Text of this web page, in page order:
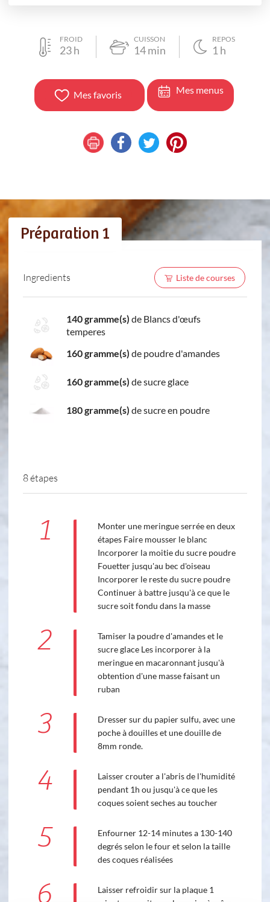
FROID
23h
CUISSON
14min
REPOS
1 h
Mes favoris Mes menus
Préparation 1
Ingredients Liste de courses
140 gramme(s) de Blancs d'œufs
temperes
160 gramme(s) de poudre d'amandes
160 gramme(s) de sucre glace
180 gramme(s) de sucre en poudre
8 étapes
1
Monter une meringue serrée en deux
étapes Faire mousser le blanc
Incorporer la moitie du sucre poudre
Fouetter jusqu'au bec d'oiseau
Incorporer le reste du sucre poudre
Continuer à battre jusqu'à ce que le
sucre soit fondu dans la masse
2
Tamiser la poudre d'amandes et le
sucre glace Les incorporer à la
meringue en macaronnant jusqu'à
obtention d'une masse faisant un
ruban
3
Dresser sur du papier sulfu, avec une
poche à douilles et une douille de
8mm ronde.
4
Laisser crouter a l'abris de l'humidité
pendant 1h ou jusqu'à ce que les
coques soient seches au toucher
5
Enfourner 12-14 minutes a 130-140
degrés selon le four et selon la taille
des coques réalisées
6
Laisser refroidir sur la plaque 1